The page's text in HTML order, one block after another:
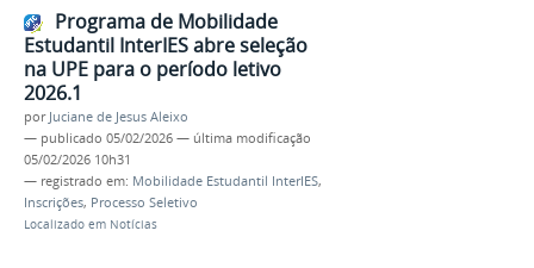
Programa de Mobilidade
Estudantil InterIES abre seleção
na UPE para o período letivo
2026.1
por Juciane de Jesus Aleixo
— publicado 05/02/2026 — última modificação
05/02/2026 10h31
— registrado em: Mobilidade Estudantil InterIES,
Inscrições, Processo Seletivo
Localizado em Notícias